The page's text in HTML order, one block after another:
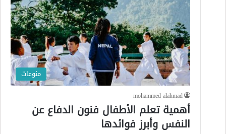
منوعات
mohammed alahmad
أهمية تعلم الأطفال فنون الدفاع عن
النفس وأبرز فوائدها